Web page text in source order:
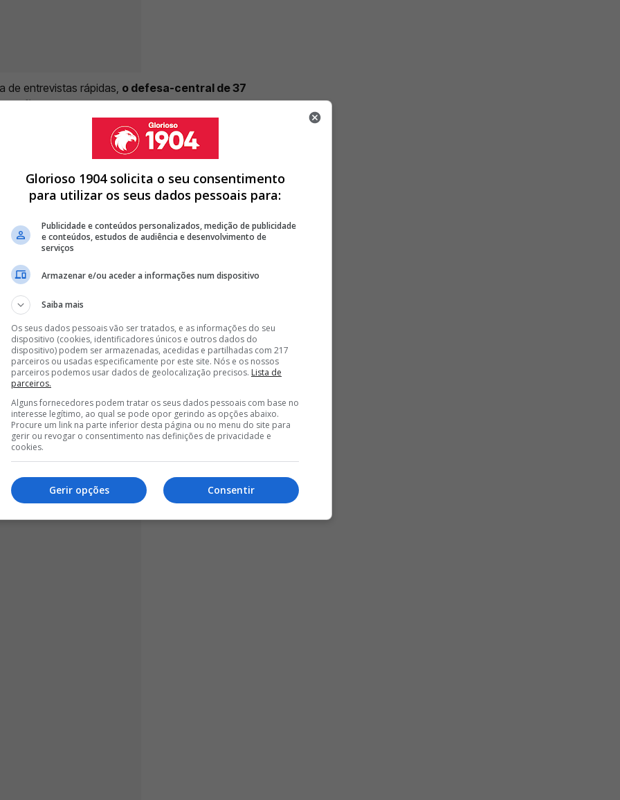
de entrevistas rápidas, o defesa-central de 37
era só mesmo uma questão de tempo.
deveu-se ao facto de estar focado no Mundial de
da equipa nos Estados Unidos.
REVELOU A QUEM VAI PEDIR CAMISOLA NO ARGENTINA -
DO BENFICA? IMPRENSA ESPANHOLA LEMBRA ERROS
JOGADOR QUE ESTÁ NO MUNDIAL; EX BENFICA PREPARA
< >
não era problema, era uma
Glorioso 1904 solicita o seu consentimento
para utilizar os seus dados pessoais para:
Publicidade e conteúdos personalizados, medição de publicidade
e conteúdos, estudos de audiência e desenvolvimento de
serviços
Armazenar e/ou aceder a informações num dispositivo
Saiba mais
Os seus dados pessoais vão ser tratados, e as informações do seu
dispositivo (cookies, identificadores únicos e outros dados do
dispositivo) podem ser armazenadas, acedidas e partilhadas com 217
parceiros ou usadas especificamente por este site. Nós e os nossos
parceiros podemos usar dados de geolocalização precisos. Lista de
parceiros.
Alguns fornecedores podem tratar os seus dados pessoais com base no
interesse legítimo, ao qual se pode opor gerindo as opções abaixo.
Procure um link na parte inferior desta página ou no menu do site para
gerir ou revogar o consentimento nas definições de privacidade e
cookies.
Consentir
Gerir opções